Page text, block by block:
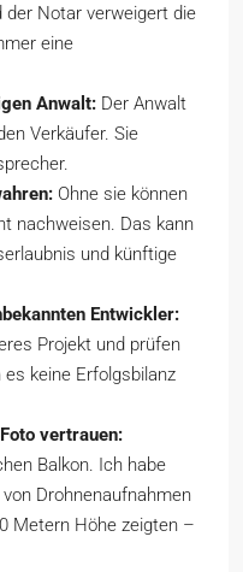
der Notar verweigert die
eine
Anwalt: Der Anwalt
Verkäufer. Sie
Ohne sie können
nachweisen. Das kann
und künftige
Entwickler:
Projekt und prüfen
keine Erfolgsbilanz
vertrauen:
Balkon. Ich habe
Drohnenaufnahmen
Metern Höhe zeigten –